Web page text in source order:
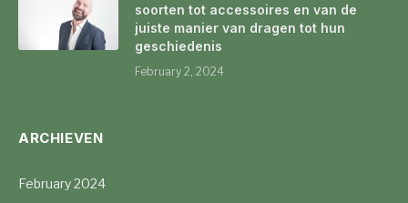
soorten tot accessoires en van de
juiste manier van dragen tot hun
geschiedenis
February 2, 2024
ARCHIEVEN
February 2024